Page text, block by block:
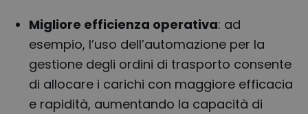
Migliore efficienza operativa: ad
esempio, l’uso dell’automazione per la
gestione degli ordini di trasporto consente
di allocare i carichi con maggiore efficacia
e rapidità, aumentando la capacità di